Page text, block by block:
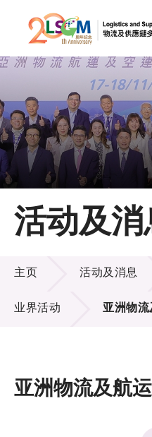
跳到内容（按
A
主页
关于LSCM
技术商品化
项目及资助计划
活动及消息
活动及消
活动及消息
主页 活动及消息
业界活动 亚洲物流
亚洲物流及航